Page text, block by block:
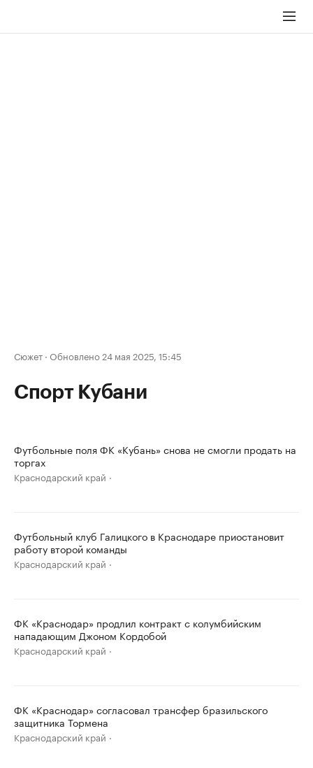
Сюжет · Обновлено 24 мая 2025, 15:45
Спорт Кубани
Футбольные поля ФК «Кубань» снова не смогли продать на
торгах
Краснодарский край
Футбольный клуб Галицкого в Краснодаре приостановит
работу второй команды
Краснодарский край
ФК «Краснодар» продлил контракт с колумбийским
нападающим Джоном Кордобой
Краснодарский край
ФК «Краснодар» согласовал трансфер бразильского
защитника Тормена
Краснодарский край